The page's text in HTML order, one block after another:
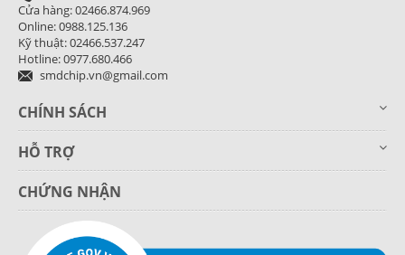
Cửa hàng: 02466.874.969
Online: 0988.125.136
Kỹ thuật: 02466.537.247
Hotline: 0977.680.466
smdchip.vn@gmail.com
CHÍNH SÁCH
HỖ TRỢ
CHỨNG NHẬN